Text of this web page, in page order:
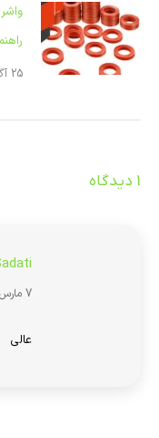
25 آگوست, 2025
1 دیدگاه
:7 مارس, 2024 در 8:07 ق.ظ
عالی